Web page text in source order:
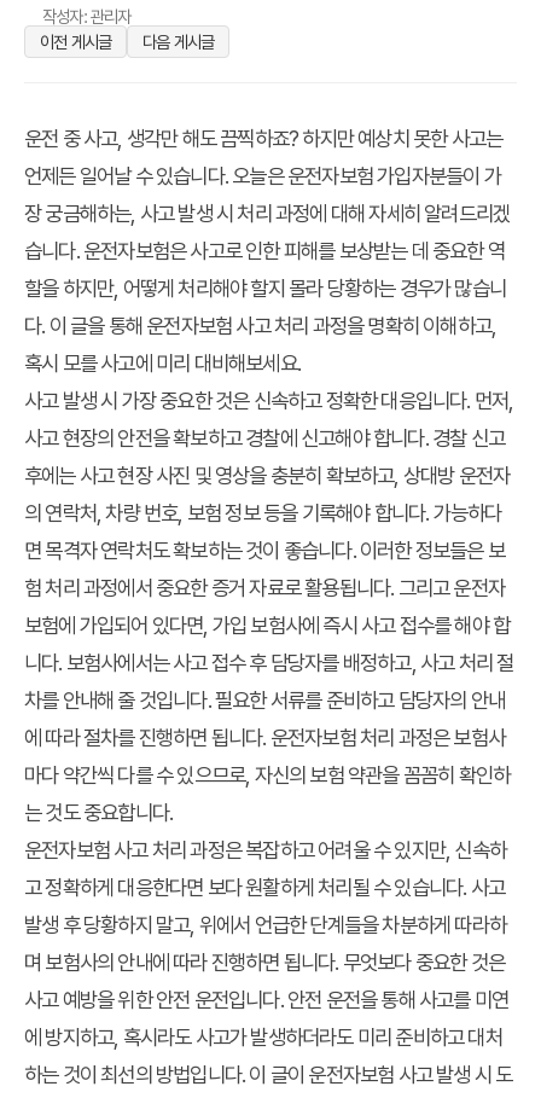
작성자: 관리자
이전 게시글
다음 게시글
운전 중 사고, 생각만 해도 끔찍하죠? 하지만 예상치 못한 사고는
언제든 일어날 수 있습니다. 오늘은 운전자보험 가입자분들이 가
장 궁금해하는, 사고 발생 시 처리 과정에 대해 자세히 알려드리겠
습니다. 운전자보험은 사고로 인한 피해를 보상받는 데 중요한 역
할을 하지만, 어떻게 처리해야 할지 몰라 당황하는 경우가 많습니
다. 이 글을 통해 운전자보험 사고 처리 과정을 명확히 이해하고,
혹시 모를 사고에 미리 대비해보세요.
사고 발생 시 가장 중요한 것은 신속하고 정확한 대응입니다. 먼저,
사고 현장의 안전을 확보하고 경찰에 신고해야 합니다. 경찰 신고
후에는 사고 현장 사진 및 영상을 충분히 확보하고, 상대방 운전자
의 연락처, 차량 번호, 보험 정보 등을 기록해야 합니다. 가능하다
면 목격자 연락처도 확보하는 것이 좋습니다. 이러한 정보들은 보
험 처리 과정에서 중요한 증거 자료로 활용됩니다. 그리고 운전자
보험에 가입되어 있다면, 가입 보험사에 즉시 사고 접수를 해야 합
니다. 보험사에서는 사고 접수 후 담당자를 배정하고, 사고 처리 절
차를 안내해 줄 것입니다. 필요한 서류를 준비하고 담당자의 안내
에 따라 절차를 진행하면 됩니다. 운전자보험 처리 과정은 보험사
마다 약간씩 다를 수 있으므로, 자신의 보험 약관을 꼼꼼히 확인하
는 것도 중요합니다.
운전자보험 사고 처리 과정은 복잡하고 어려울 수 있지만, 신속하
고 정확하게 대응한다면 보다 원활하게 처리될 수 있습니다. 사고
발생 후 당황하지 말고, 위에서 언급한 단계들을 차분하게 따라하
며 보험사의 안내에 따라 진행하면 됩니다. 무엇보다 중요한 것은
사고 예방을 위한 안전 운전입니다. 안전 운전을 통해 사고를 미연
에 방지하고, 혹시라도 사고가 발생하더라도 미리 준비하고 대처
하는 것이 최선의 방법입니다. 이 글이 운전자보험 사고 발생 시 도